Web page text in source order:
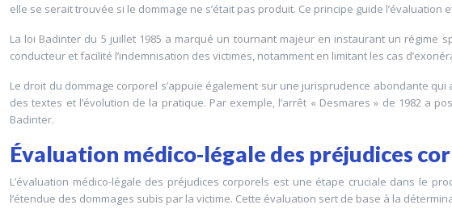
elle se serait trouvée si le dommage ne s’était pas produit. Ce principe guide l’évaluation
La loi Badinter du 5 juillet 1985 a marqué un tournant majeur en instaurant un régime
conducteur et facilité l’indemnisation des victimes, notamment en limitant les cas
Le droit du dommage corporel s’appuie également sur une jurisprudence abondante
des textes et l’évolution de la pratique. Par exemple, l’arrêt « Desmares » de 1982 a
Badinter.
Évaluation médico-légale des préjudices
L’évaluation médico-légale des préjudices corporels est une étape cruciale dans le
l’étendue des dommages subis par la victime. Cette évaluation sert de base à la